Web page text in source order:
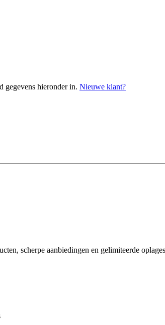
gegevens hieronder in. Nieuwe klant?
scherpe aanbiedingen en gelimiteerde